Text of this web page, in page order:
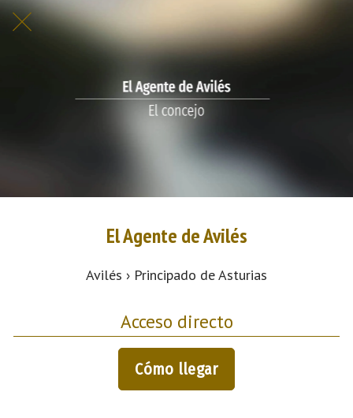
El Agente de Avilés
Avilés › Principado de Asturias
Acceso directo
Cómo llegar